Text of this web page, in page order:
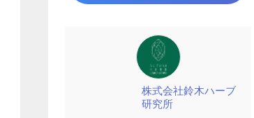
株式会社鈴木ハーブ
研究所